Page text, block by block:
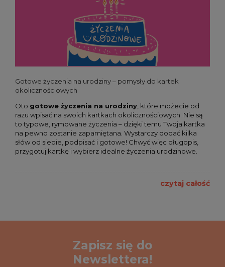
Gotowe życzenia na urodziny – pomysły do kartek
okolicznościowych
Oto gotowe życzenia na urodziny , które możecie od
razu wpisać na swoich kartkach okolicznościowych. Nie są
to typowe, rymowane życzenia – dzięki temu Twoja kartka
na pewno zostanie zapamiętana. Wystarczy dodać kilka
słów od siebie, podpisać i gotowe! Chwyć więc długopis,
przygotuj kartkę i wybierz idealne życzenia urodzinowe.
czytaj całość
Zapisz się do
Newslettera!